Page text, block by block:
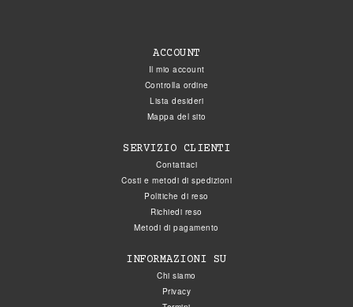
ACCOUNT
Il mio account
Controlla ordine
Lista desideri
Mappa del sito
SERVIZIO CLIENTI
Contattaci
Costi e metodi di spedizioni
Politiche di reso
Richiedi reso
Metodi di pagamento
INFORMAZIONI SU
Chi siamo
Privacy